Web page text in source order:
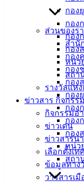
กอง
กอง
กอง
กอง
หน่ว
สถา
รางวัลแห่
ข่าวสาร กิจกรร
กิจกรรมอ่
ข่าวเด่น
ข่าวสารน่
เลือกตั้งเท
ข้อมูลทาง
วารสารเมื
ส่วนของร
สำนั
กอง
กอง
กอง
กอง
กอง
กอง
กอง
หน่ว
สถา
– บริเวณพื้นที่ในซอยเ
จังหวัดชลบุรี
เทศบาล
เมืองอ่าง